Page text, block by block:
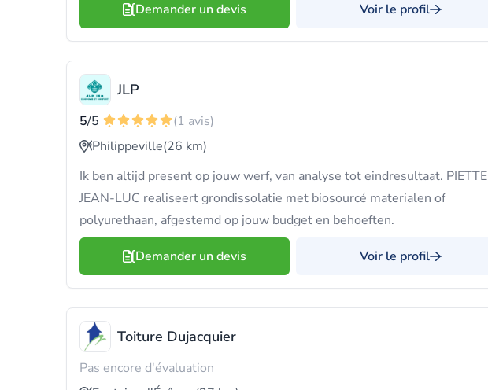
Demander un devis Voir le profil
JLP
5/5
(1 avis)
Philippeville(26 km)
Ik ben altijd present op jouw werf, van analyse tot eindresultaat. PIETTE
JEAN-LUC realiseert grondissolatie met biosourcé materialen of
polyurethaan, afgestemd op jouw budget en behoeften.
Demander un devis Voir le profil
Toiture Dujacquier
Pas encore d'évaluation